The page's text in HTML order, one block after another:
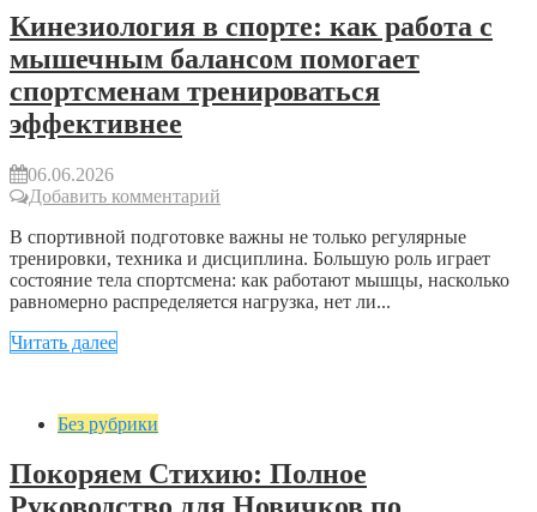
Кинезиология в спорте: как работа с
мышечным балансом помогает
спортсменам тренироваться
эффективнее
06.06.2026
Добавить комментарий
В спортивной подготовке важны не только регулярные
тренировки, техника и дисциплина. Большую роль играет
состояние тела спортсмена: как работают мышцы, насколько
равномерно распределяется нагрузка, нет ли...
Читать далее
Без рубрики
Покоряем Стихию: Полное